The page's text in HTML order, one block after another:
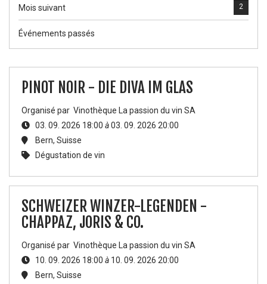
Mois suivant 2
Événements passés
PINOT NOIR - DIE DIVA IM GLAS
Organisé par Vinothèque La passion du vin SA
03. 09. 2026 18:00 à03. 09. 2026 20:00
Bern, Suisse
Dégustation de vin
SCHWEIZER WINZER-LEGENDEN -
CHAPPAZ, JORIS & CO.
Organisé par Vinothèque La passion du vin SA
10. 09. 2026 18:00 à 10. 09. 2026 20:00
Bern, Suisse